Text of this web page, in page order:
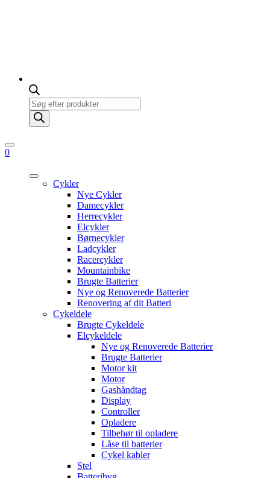
Products
search
0
Cykler
Nye Cykler
Damecykler
Herrecykler
Elcykler
Børnecykler
Ladcykler
Racercykler
Mountainbike
Brugte Batterier
Nye og Renoverede Batterier
Renovering af dit Batteri
Cykeldele
Brugte Cykeldele
Elcykeldele
Nye og Renoverede Batterier
Brugte Batterier
Motor kit
Motor
Gashåndtag
Display
Controller
Opladere
Tilbehør til opladere
Låse til batterier
Cykel kabler
Stel